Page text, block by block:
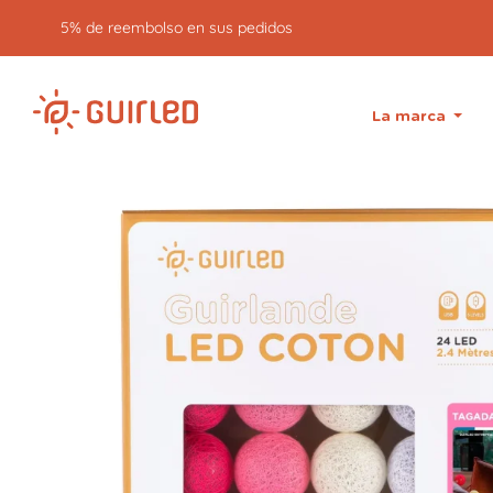
Devolución gratuita durante 30 días
La marca